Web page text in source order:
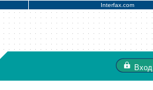
Interfax.com
Вход